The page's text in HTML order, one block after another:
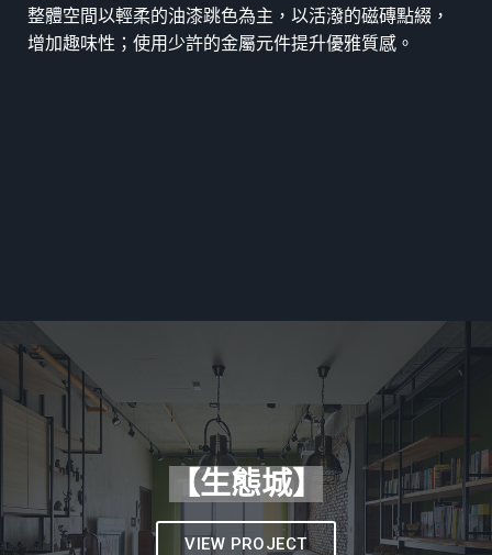
整體空間以輕柔的油漆跳色為主，以活潑的磁磚點綴，
增加趣味性；使用少許的金屬元件提升優雅質感。
【生態城】
VIEW PROJECT